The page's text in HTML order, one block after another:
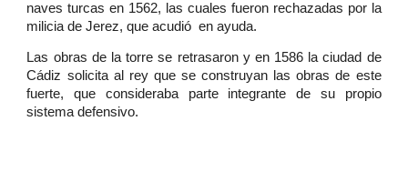
naves turcas en 1562, las cuales fueron rechazadas por la
milicia de Jerez, que acudió en ayuda.
Las obras de la torre se retrasaron y en 1586 la ciudad de
Cádiz solicita al rey que se construyan las obras de este
fuerte, que consideraba parte integrante de su propio
sistema defensivo.